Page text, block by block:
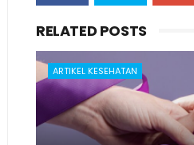
RELATED POSTS
ARTIKEL KESEHATAN